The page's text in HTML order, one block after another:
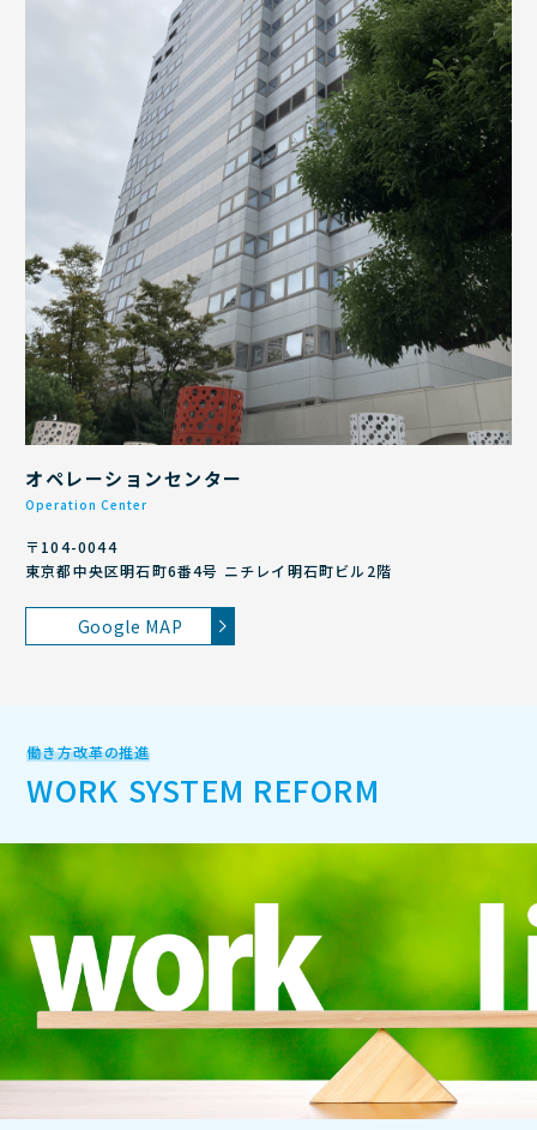
オペレーションセンター
Operation Center
〒104-0044
東京都中央区明石町6番4号 ニチレイ明石町ビル2階
Google MAP
働き方改革の推進
WORK SYSTEM REFORM